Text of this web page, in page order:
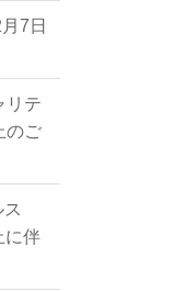
7日
リテ
のご
に伴